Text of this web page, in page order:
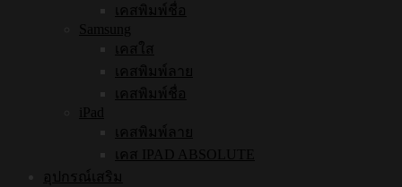
เคสพิมพ์ชื่อ
Samsung
เคสใส
เคสพิมพ์ลาย
เคสพิมพ์ชื่อ
iPad
เคสพิมพ์ลาย
เคส IPAD ABSOLUTE
อุปกรณ์เสริม